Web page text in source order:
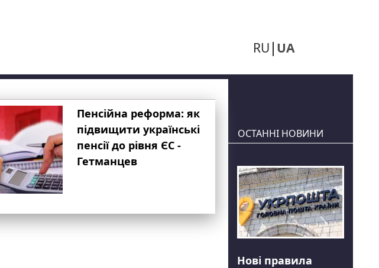
RU UA
Пенсійна реформа: як
підвищити українські
пенсії до рівня ЄС -
Гетманцев
ОСТАННІ НОВИНИ
Нові правила